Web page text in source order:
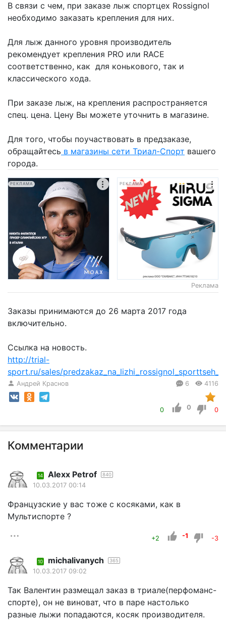
В связи с чем, при заказе лыж спортцех Rossignol
необходимо заказать крепления для них.
Для лыж данного уровня производитель
рекомендует крепления PRO или RACE
соответственно, как для конькового, так и
классического хода.
При заказе лыж, на крепления распространяется
спец. цена. Цену Вы можете уточнить в магазине.
Для того, чтобы поучаствовать в предзаказе,
обращайтесь в магазины сети Триал-Спорт вашего
города.
РЕКЛАМА РЕКЛАМА
Реклама
Заказы принимаются до 26 марта 2017 года
включительно.
Ссылка на новость.
http://trial-
sport.ru/sales/
Андрей Краснов 6 4116
0 0 0
Комментарии
14 Alexx Petrof 840
10.03.2017 00:14
Французские у вас тоже с косяками, как в
Мультиспорте ?
+2 -1 -3
10 michalivanych 365
10.03.2017 09:02
Так Валентин размещал заказ в триале(перфоманс-
спорте), он не виноват, что в паре настолько
разные лыжи попадаются, косяк производителя.